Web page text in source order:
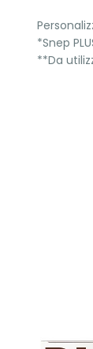
*Snep
**Da